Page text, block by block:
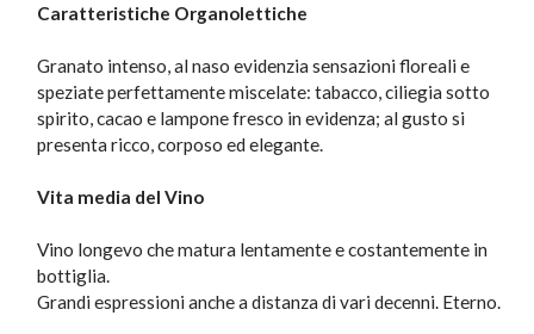
Caratteristiche Organolettiche
Granato intenso, al naso evidenzia sensazioni floreali e
speziate perfettamente miscelate: tabacco, ciliegia sotto
spirito, cacao e lampone fresco in evidenza; al gusto si
presenta ricco, corposo ed elegante.
Vita media del Vino
Vino longevo che matura lentamente e costantemente in
bottiglia.
Grandi espressioni anche a distanza di vari decenni. Eterno.